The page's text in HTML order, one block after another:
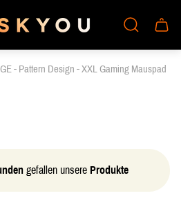
Laden-
Logo"
- Pattern Design - XXL Gaming Mauspad
gefallen unsere Produkte